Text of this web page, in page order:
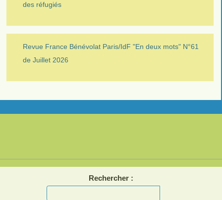
des réfugiés
Revue France Bénévolat Paris/IdF "En deux mots" N°61
de Juillet 2026
Rechercher :